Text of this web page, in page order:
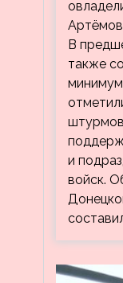
В
также
минимум
и
войск.